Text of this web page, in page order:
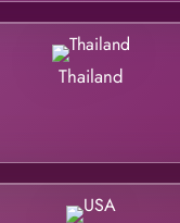
Thailand